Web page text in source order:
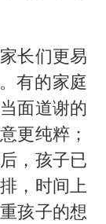
长们更易
有的家庭
面道谢的
更纯粹；
，孩子已
，时间上
孩子的想